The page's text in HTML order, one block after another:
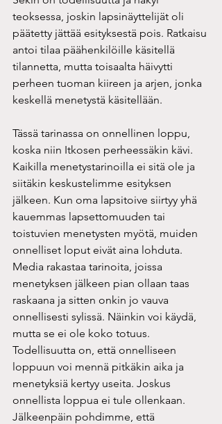
teoksessa, joskin lapsinäyttelijät oli
päätetty jättää esityksestä pois. Ratkaisu
antoi tilaa päähenkilöille käsitellä
tilannetta, mutta toisaalta häivytti
perheen tuoman kiireen ja arjen, jonka
keskellä menetystä käsitellään.
Tässä tarinassa on onnellinen loppu,
koska niin Itkosen perheessäkin kävi.
Kaikilla menetystarinoilla ei sitä ole ja
siitäkin keskustelimme esityksen
jälkeen. Kun oma lapsitoive siirtyy yhä
kauemmas lapsettomuuden tai
toistuvien menetysten myötä, muiden
onnelliset loput eivät aina lohduta.
Media rakastaa tarinoita, joissa
menetyksen jälkeen pian ollaan taas
raskaana ja sitten onkin jo vauva
onnellisesti sylissä. Näinkin voi käydä,
mutta se ei ole koko totuus.
Todellisuutta on, että onnelliseen
loppuun voi mennä pitkäkin aika ja
menetyksiä kertyy useita. Joskus
onnellista loppua ei tule ollenkaan.
Jälkeenpäin pohdimme, että